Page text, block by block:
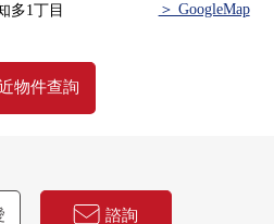
多1丁目 ＞ GoogleMap
物件查詢
諮詢